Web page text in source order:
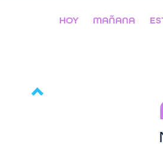
HOY MAÑANA